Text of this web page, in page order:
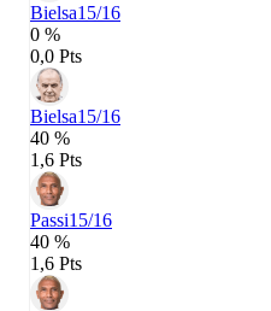
Bielsa15/16
0 %
0,0 Pts
Bielsa15/16
40 %
1,6 Pts
Passi15/16
40 %
1,6 Pts